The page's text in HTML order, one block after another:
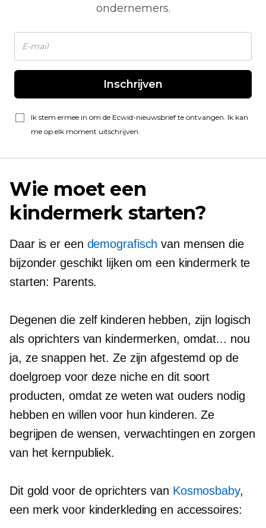
ondernemers.
Inschrijven
Ik stem ermee in om de Ecwid-nieuwsbrief te ontvangen. Ik kan
me op elk moment uitschrijven.
Wie moet een
kindermerk starten?
Daar is er een demografisch van mensen die
bijzonder geschikt lijken om een ​​kindermerk te
starten: Parents.
Degenen die zelf kinderen hebben, zijn logisch
als oprichters van kindermerken, omdat... nou
ja, ze snappen het. Ze zijn afgestemd op de
doelgroep voor deze niche en dit soort
producten, omdat ze weten wat ouders nodig
hebben en willen voor hun kinderen. Ze
begrijpen de wensen, verwachtingen en zorgen
van het kernpubliek.
Dit gold voor de oprichters van Kosmosbaby,
een merk voor kinderkleding en accessoires: